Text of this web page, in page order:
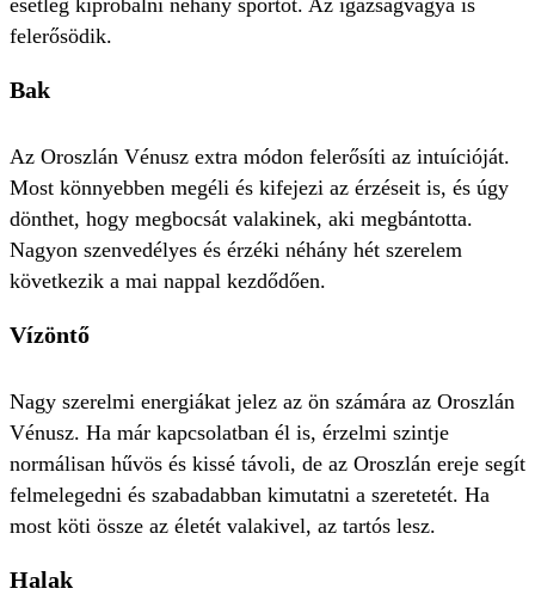
esetleg kipróbálni néhány sportot. Az igazságvágya is
felerősödik.
Bak
Az Oroszlán Vénusz extra módon felerősíti az intuícióját.
Most könnyebben megéli és kifejezi az érzéseit is, és úgy
dönthet, hogy megbocsát valakinek, aki megbántotta.
Nagyon szenvedélyes és érzéki néhány hét szerelem
következik a mai nappal kezdődően.
Vízöntő
Nagy szerelmi energiákat jelez az ön számára az Oroszlán
Vénusz. Ha már kapcsolatban él is, érzelmi szintje
normálisan hűvös és kissé távoli, de az Oroszlán ereje segít
felmelegedni és szabadabban kimutatni a szeretetét. Ha
most köti össze az életét valakivel, az tartós lesz.
Halak